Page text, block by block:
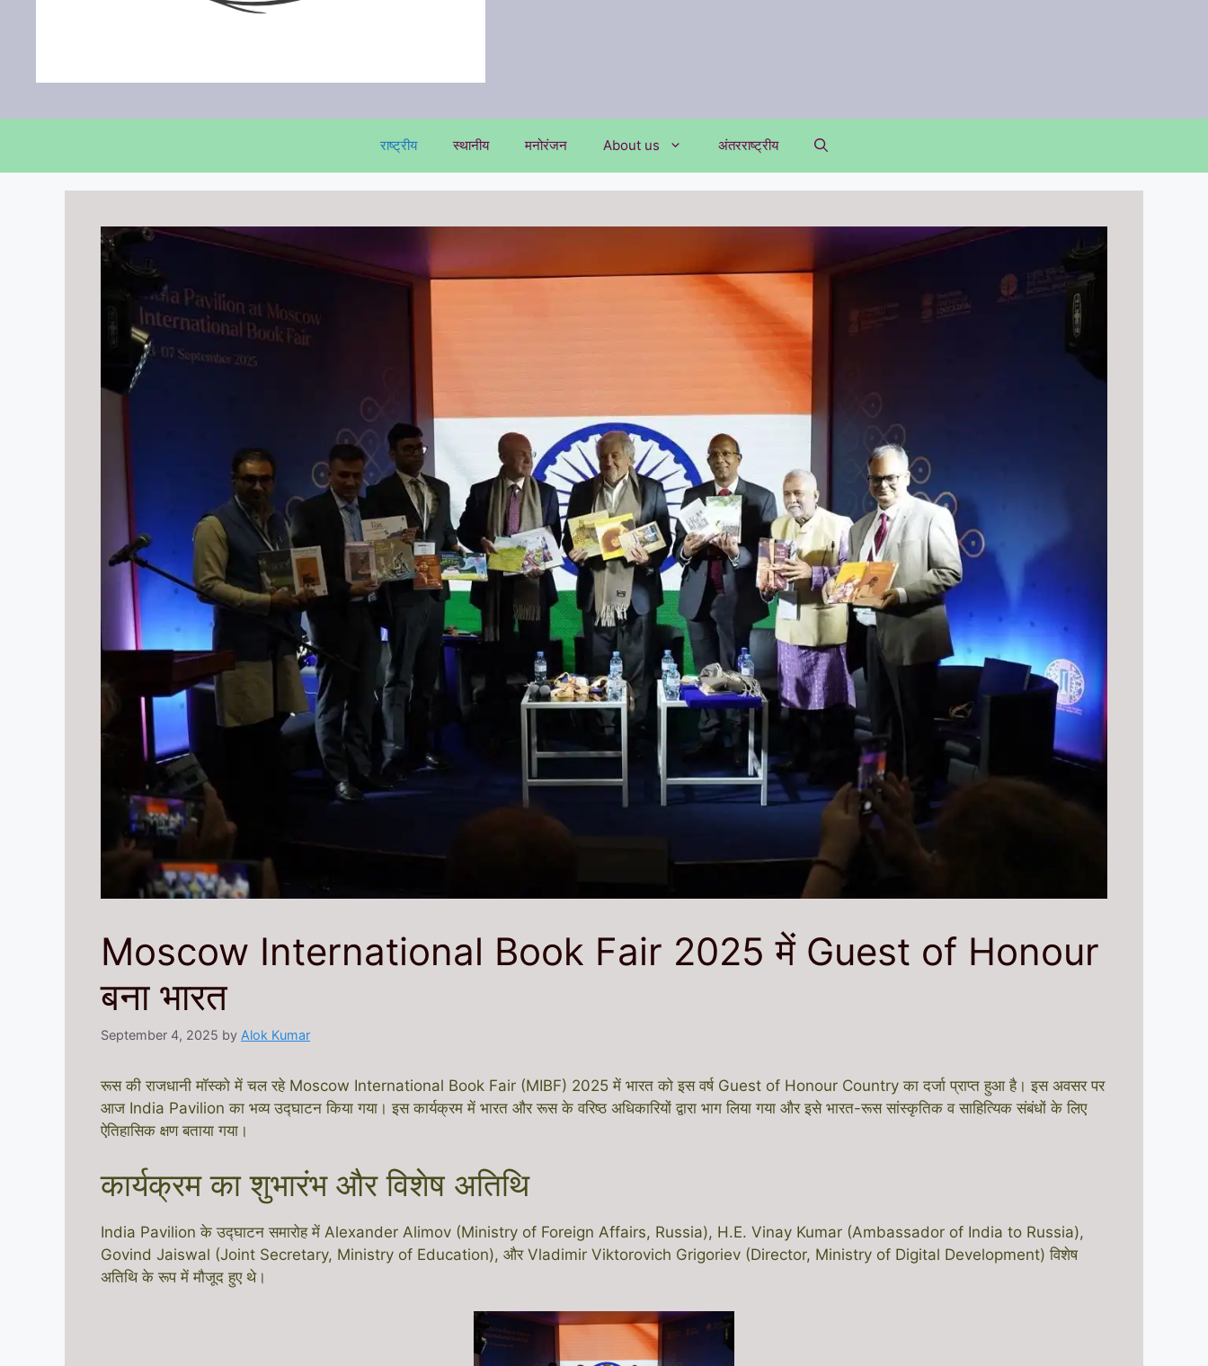
राष्ट्रीय स्थानीय मनोरंजन About us अंतरराष्ट्रीय
Moscow International Book Fair 2025 में Guest of Honour
बना भारत
September 4, 2025 by Alok Kumar
रूस की राजधानी मॉस्को में चल रहे Moscow International Book Fair (MIBF) 2025 में भारत को इस वर्ष Guest of Honour Country का दर्जा प्राप्त हुआ है। इस अवसर पर
आज India Pavilion का भव्य उद्घाटन किया गया। इस कार्यक्रम में भारत और रूस के वरिष्ठ अधिकारियों द्वारा भाग लिया गया और इसे भारत-रूस सांस्कृतिक व साहित्यिक संबंधों के लिए
ऐतिहासिक क्षण बताया गया।
कार्यक्रम का शुभारंभ और विशेष अतिथि
India Pavilion के उद्घाटन समारोह में Alexander Alimov (Ministry of Foreign Affairs, Russia), H.E. Vinay Kumar (Ambassador of India to Russia),
Govind Jaiswal (Joint Secretary, Ministry of Education), और Vladimir Viktorovich Grigoriev (Director, Ministry of Digital Development) विशेष
अतिथि के रूप में मौजूद हुए थे।